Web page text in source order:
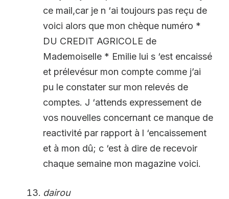
ce mail,car je n ‘ai toujours pas reçu de
voici alors que mon chèque numéro *
DU CREDIT AGRICOLE de
Mademoiselle * Emilie lui s ‘est encaissé
et prélevésur mon compte comme j’ai
pu le constater sur mon relevés de
comptes. J ‘attends expressement de
vos nouvelles concernant ce manque de
reactivité par rapport à l ‘encaissement
et à mon dû; c ‘est à dire de recevoir
chaque semaine mon magazine voici.
dairou